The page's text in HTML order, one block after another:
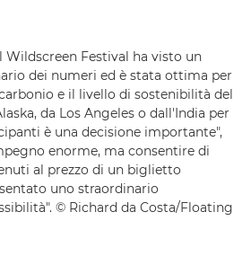
Wildscreen Festival ha visto un
dei numeri ed è stata ottima per
e il livello di sostenibilità del
da Los Angeles o dall'India per
è una decisione importante",
enorme, ma consentire di
al prezzo di un biglietto
uno straordinario
© Richard da Costa/Floating